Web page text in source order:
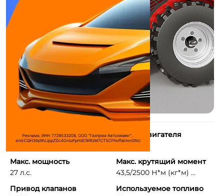
Количество цилиндров
Объем двигателя
688 см³
Макс. мощность
27 л.с.
Макс. крутящий момент
43,5/2500 Н*м (кг*м) ...
Привод клапанов
Используемое топливо